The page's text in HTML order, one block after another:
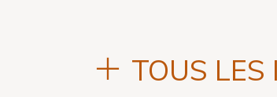
TOUS LES